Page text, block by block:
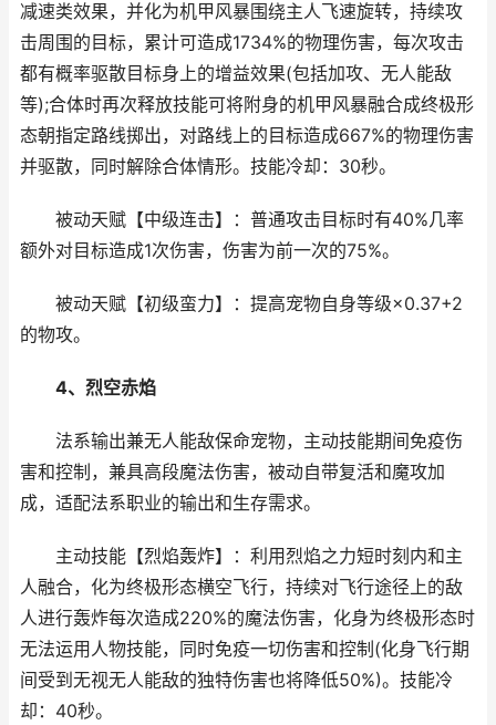
减速类效果，并化为机甲风暴围绕主人飞速旋转，持续攻
击周围的目标，累计可造成1734%的物理伤害，每次攻击
都有概率驱散目标身上的增益效果(包括加攻、无人能敌
等);合体时再次释放技能可将附身的机甲风暴融合成终极形
态朝指定路线掷出，对路线上的目标造成667%的物理伤害
并驱散，同时解除合体情形。技能冷却：30秒。
被动天赋【中级连击】：普通攻击目标时有40%几率
额外对目标造成1次伤害，伤害为前一次的75%。
被动天赋【初级蛮力】：提高宠物自身等级×0.37+2
的物攻。
4、烈空赤焰
法系输出兼无人能敌保命宠物，主动技能期间免疫伤
害和控制，兼具高段魔法伤害，被动自带复活和魔攻加
成，适配法系职业的输出和生存需求。
主动技能【烈焰轰炸】：利用烈焰之力短时刻内和主
人融合，化为终极形态横空飞行，持续对飞行途径上的敌
人进行轰炸每次造成220%的魔法伤害，化身为终极形态时
无法运用人物技能，同时免疫一切伤害和控制(化身飞行期
间受到无视无人能敌的独特伤害也将降低50%)。技能冷
却：40秒。